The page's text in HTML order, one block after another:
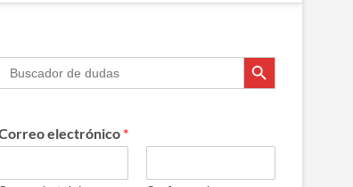
Botón de búsqueda
electrónico *